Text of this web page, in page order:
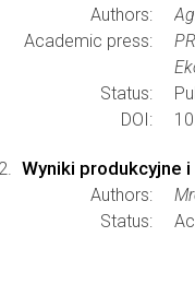
Authors:
Academic press:
Status:
DOI:
Wyniki produkcyjne
Authors:
Status: